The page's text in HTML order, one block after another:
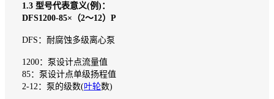
1.3 型号代表意义(例)：
DFS1200-85×（2～12）P
DFS：耐腐蚀多级离心泵
1200：泵设计点流量值
85：泵设计点单级扬程值
2-12：泵的级数(叶轮数)